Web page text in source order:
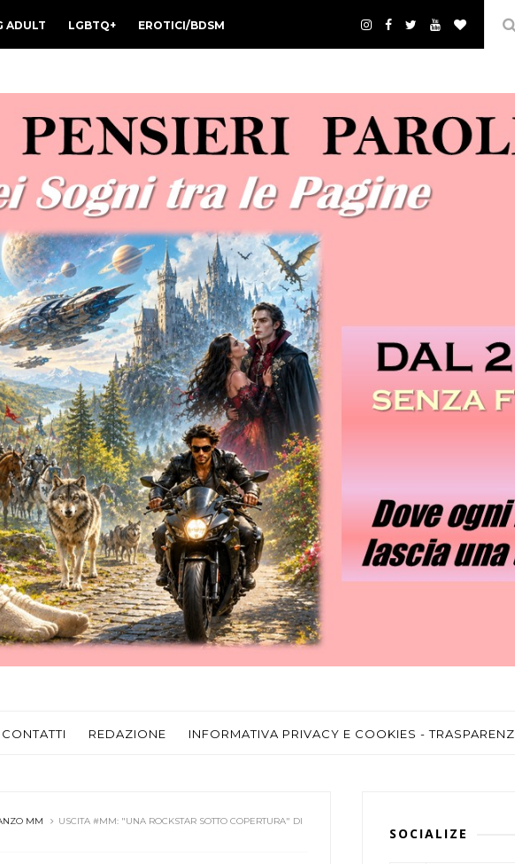
ADULT LGBTQ+ EROTICI/BDSM
CONTATTI REDAZIONE INFORMATIVA PRIVACY E COOKIES -
MM
USCITA #MM: "UNA ROCKSTAR SOTTO COPERTURA" DI
SOCIALIZE